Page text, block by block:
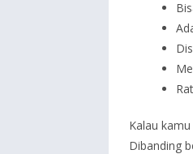
Kalau
Dibanding